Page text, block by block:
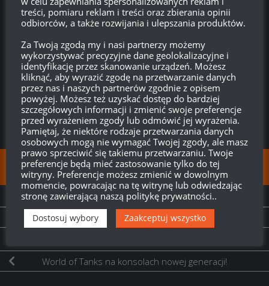
Ta strona używa Akismet do redukcji spamu.Dowiedz się,
w jaki sposób przetwarzane są dane Twoich komentarzy.
KOMENTARZY
FOLLOW:
NEXT STORY
Starcie społeczności!
World of Tanks na konsolach nowej generacji!
treści, pomiaru reklam i treści oraz zbierania opinii
odbiorców, a także rozwijania i ulepszania produktów.
Za Twoją zgodą my i nasi partnerzy możemy
wykorzystywać precyzyjne dane geolokalizacyjne i
identyfikację przez skanowanie urządzeń. Możesz
kliknąć, aby wyrazić zgodę na przetwarzanie danych
przez nas i naszych partnerów zgodnie z opisem
powyżej. Możesz też uzyskać dostęp do bardziej
szczegółowych informacji i zmienić swoje preferencje
przed wyrażeniem zgody lub odmówić jej wyrażenia.
Pamiętaj, że niektóre rodzaje przetwarzania danych
osobowych mogą nie wymagać Twojej zgody, ale masz
prawo sprzeciwić się takiemu przetwarzaniu. Twoje
preferencje będą mieć zastosowanie tylko do tej
witryny. Preferencje możesz zmienić w dowolnym
momencie, powracając na tę witrynę lub odwiedzając
stronę zawierającą naszą politykę prywatności..
Dostosuj wybory Zaakceptuj wszystko